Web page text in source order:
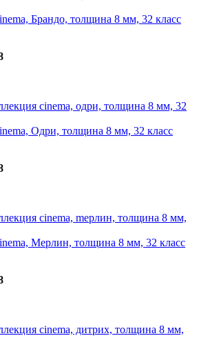
Брандо, толщина 8 мм, 32 класс
Одри, толщина 8 мм, 32 класс
Mерлин, толщина 8 мм, 32 класс